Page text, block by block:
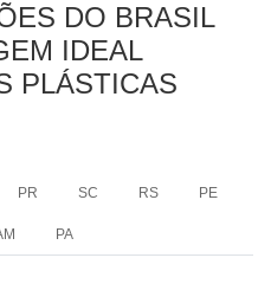
DO BRASIL
IDEAL
PLÁSTICAS
PR SC RS PE
PA